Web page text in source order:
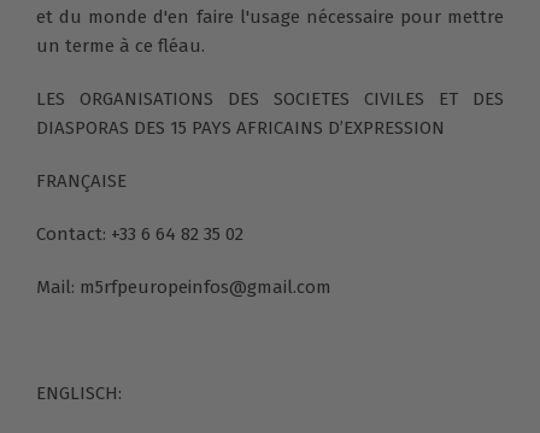
et du monde d'en faire l'usage nécessaire pour mettre
un terme à ce fléau.
LES ORGANISATIONS DES SOCIETES CIVILES ET DES
DIASPORAS DES 15 PAYS AFRICAINS D’EXPRESSION
FRANÇAISE
Contact: +33 6 64 82 35 02
Mail: m5rfpeuropeinfos@gmail.com
ENGLISCH: